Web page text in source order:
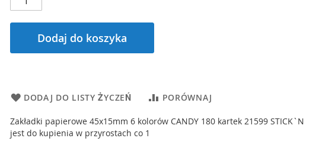
Dodaj do koszyka
DODAJ DO LISTY ŻYCZEŃ PORÓWNAJ
Zakładki papierowe 45x15mm 6 kolorów CANDY 180 kartek 21599 STICK`N
jest do kupienia w przyrostach co 1